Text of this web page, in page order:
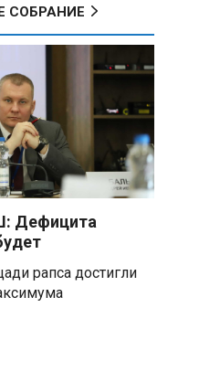
области
дронов «Упырь»
пловцы
золотые медали
Кубка мира по
Новак:
АЗС начнут
через
операторов
и Россия
по
РФ:
СОБРАНИЕ
Дефицита
рапса достигли